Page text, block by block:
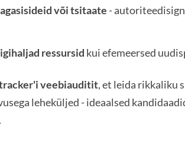
või tsitaate -
igihaljad ressursid kui efemeersed
veebiauditit, et leida rikkaliku
leheküljed - ideaalsed